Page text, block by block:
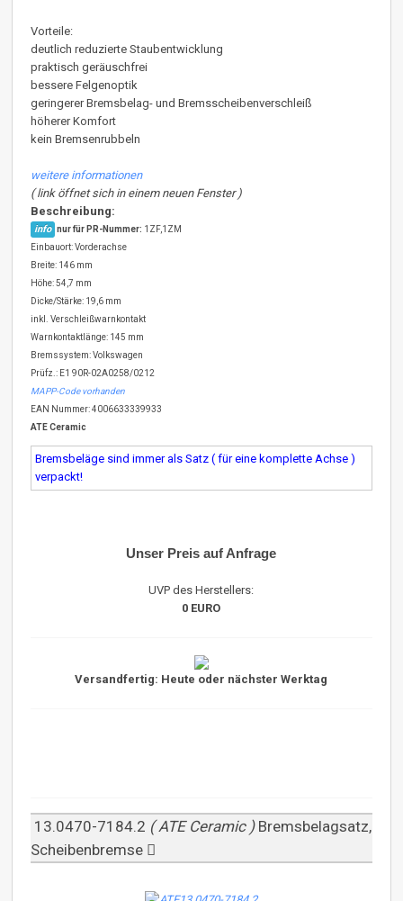
Vorteile:
deutlich reduzierte Staubentwicklung
praktisch geräuschfrei
bessere Felgenoptik
geringerer Bremsbelag- und Bremsscheibenverschleiß
höherer Komfort
kein Bremsenrubbeln
weitere informationen
( link öffnet sich in einem neuen Fenster )
Beschreibung:
info nur für PR-Nummer: 1ZF,1ZM
Einbauort: Vorderachse
Breite: 146 mm
Höhe: 54,7 mm
Dicke/Stärke: 19,6 mm
inkl. Verschleißwarnkontakt
Warnkontaktlänge: 145 mm
Bremssystem: Volkswagen
Prüfz.: E1 90R-02A0258/0212
MAPP-Code vorhanden
EAN Nummer: 4006633339933
ATE Ceramic
Bremsbeläge sind immer als Satz ( für eine komplette Achse )
verpackt!
Unser Preis auf Anfrage
UVP des Herstellers:
0 EURO
Versandfertig: Heute oder nächster Werktag
13.0470-7184.2 ( ATE Ceramic ) Bremsbelagsatz,
Scheibenbremse